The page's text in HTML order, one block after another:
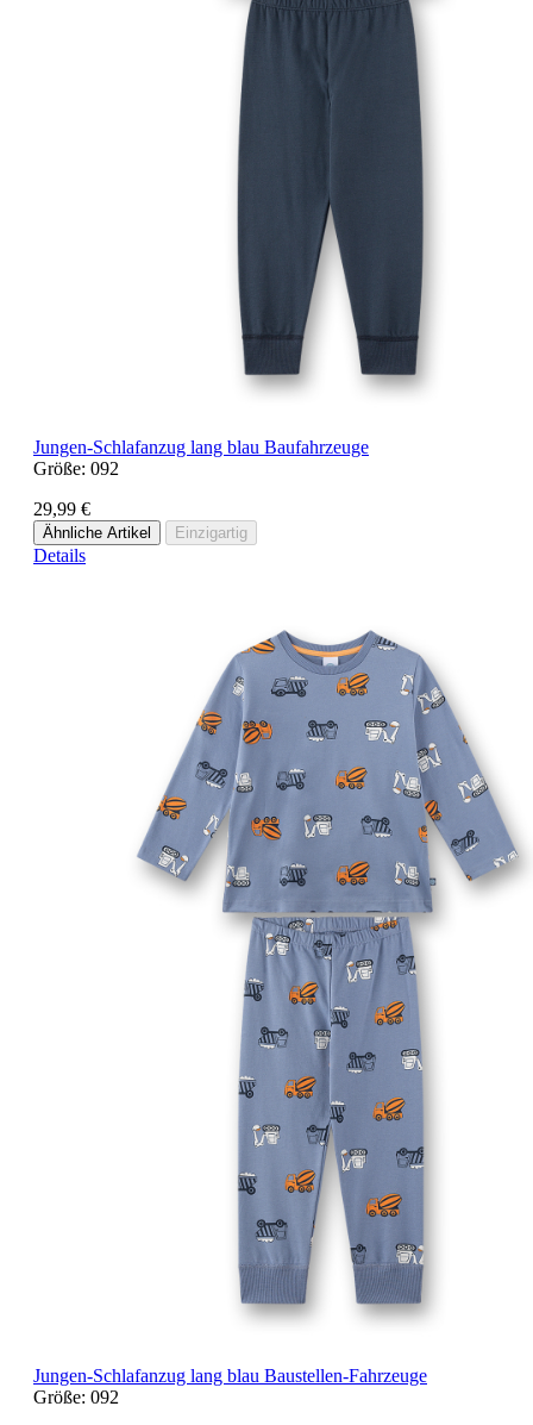
Jungen-Schlafanzug lang blau Baufahrzeuge
Größe: 092
29,99 €
Ähnliche Artikel Einzigartig
Details
Jungen-Schlafanzug lang blau Baustellen-Fahrzeuge
Größe: 092